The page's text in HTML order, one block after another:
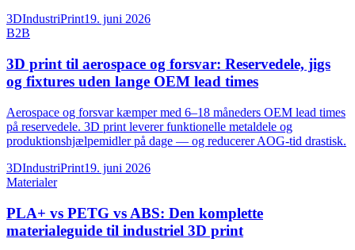
3DIndustriPrint19. juni 2026
B2B
3D print til aerospace og forsvar: Reservedele, jigs
og fixtures uden lange OEM lead times
Aerospace og forsvar kæmper med 6–18 måneders OEM lead times
på reservedele. 3D print leverer funktionelle metaldele og
produktionshjælpemidler på dage — og reducerer AOG-tid drastisk.
3DIndustriPrint19. juni 2026
Materialer
PLA+ vs PETG vs ABS: Den komplette
materialeguide til industriel 3D print